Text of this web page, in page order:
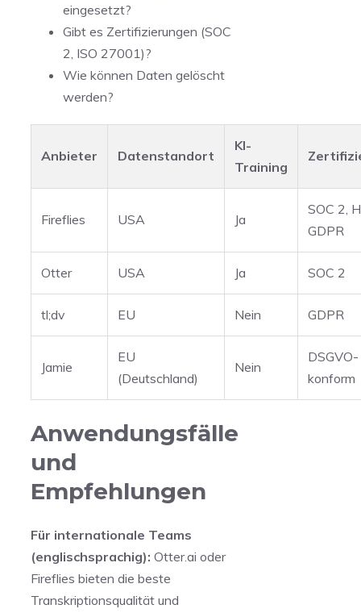
eingesetzt?
Gibt es Zertifizierungen (SOC
2, ISO 27001)?
Wie können Daten gelöscht
werden?
Anbieter Datenstandort
KI-
Training
Fireflies USA Ja
SOC 2,
GDPR
Otter USA Ja SOC 2
tl;dv EU Nein GDPR
Jamie
EU
(Deutschland)
Nein
DSGVO-
konform
Anwendungsfälle
und
Empfehlungen
Für internationale Teams
(englischsprachig): Otter.ai oder
Fireflies bieten die beste
Transkriptionsqualität und